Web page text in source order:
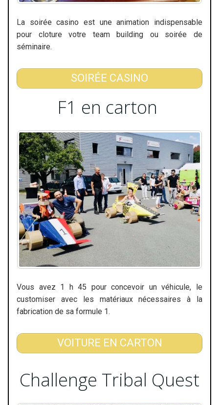
La soirée casino est une animation indispensable
pour cloture votre team building ou soirée de
séminaire.
SOIRÉE CASINO
F1 en carton
Vous avez 1 h 45 pour concevoir un véhicule, le
customiser avec les matériaux nécessaires à la
fabrication de sa formule 1.
VOITURE EN CARTON
Challenge Tribal Quest